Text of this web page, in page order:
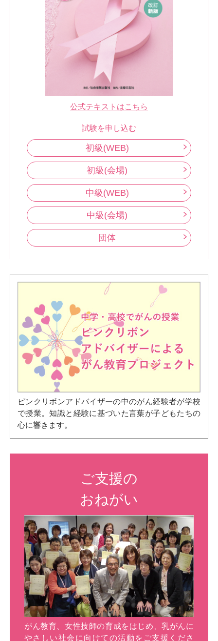
公式テキストはこちら
試験を申し込む
初級(WEB)
初級(会場)
中級(WEB)
中級(会場)
団体
ピンクリボンアドバイザーの中のがん経験者が学校
で授業。知識と経験に基づいた言葉が子どもたちの
心に響きます。
ご支援の
おねがい
がん教育、女性技師の育成をはじめ、乳がんに
やさしい社会に向けての活動をご支援くださ